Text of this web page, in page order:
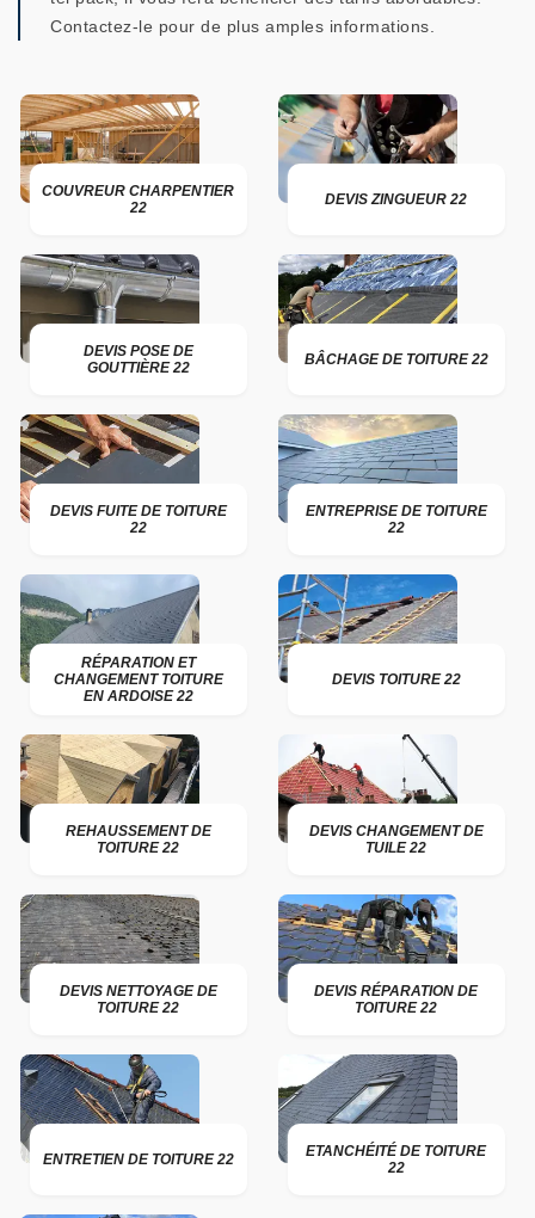
Contactez-le pour de plus amples informations.
COUVREUR CHARPENTIER
22
DEVIS ZINGUEUR 22
DEVIS POSE DE
GOUTTIÈRE 22
BÂCHAGE DE TOITURE 22
DEVIS FUITE DE TOITURE
22
ENTREPRISE DE TOITURE
22
RÉPARATION ET
CHANGEMENT TOITURE
EN ARDOISE 22
DEVIS TOITURE 22
REHAUSSEMENT DE
TOITURE 22
DEVIS CHANGEMENT DE
TUILE 22
DEVIS NETTOYAGE DE
TOITURE 22
DEVIS RÉPARATION DE
TOITURE 22
ENTRETIEN DE TOITURE 22
ETANCHÉITÉ DE TOITURE
22